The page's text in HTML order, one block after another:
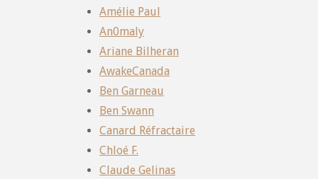
Amélie Paul
An0maly
Ariane Bilheran
AwakeCanada
Ben Garneau
Ben Swann
Canard Réfractaire
Chloé F.
Claude Gelinas